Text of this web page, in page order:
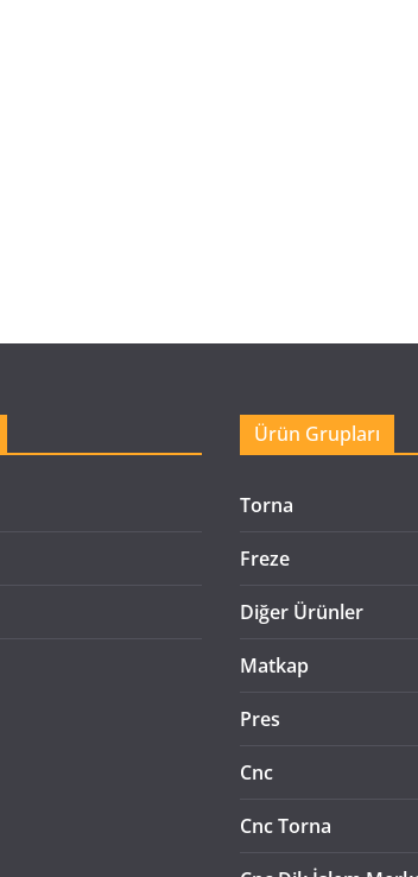
Ürün Grupları
Torna
Freze
Diğer Ürünler
Matkap
Pres
Cnc
Cnc Torna